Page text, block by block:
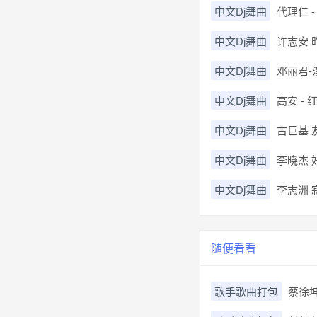
中文Dj舞曲
代理仁
中文Dj舞曲
许志安
中文Dj舞曲
邓丽君-
中文Dj舞曲
高安 -
中文Dj舞曲
古巨基
中文Dj舞曲
李晓杰
中文Dj舞曲
李志洲
随便看看
歌手歌曲打包
蔡徐